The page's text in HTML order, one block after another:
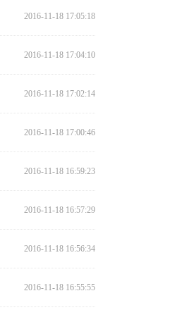
2016-11-18 17:05:18
2016-11-18 17:04:10
2016-11-18 17:02:14
2016-11-18 17:00:46
2016-11-18 16:59:23
2016-11-18 16:57:29
2016-11-18 16:56:34
2016-11-18 16:55:55